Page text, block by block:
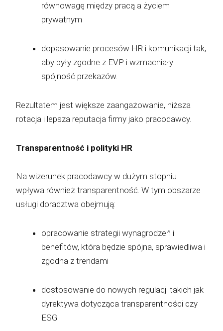
równowagę między pracą a życiem
prywatnym
dopasowanie procesów HR i komunikacji tak,
aby były zgodne z EVP i wzmacniały
spójność przekazów.
Rezultatem jest większe zaangażowanie, niższa
rotacja i lepsza reputacja firmy jako pracodawcy.
Transparentność i polityki HR
Na wizerunek pracodawcy w dużym stopniu
wpływa również transparentność. W tym obszarze
usługi doradztwa obejmują:
opracowanie strategii wynagrodzeń i
benefitów, która będzie spójna, sprawiedliwa i
zgodna z trendami
dostosowanie do nowych regulacji takich jak
dyrektywa dotycząca transparentności czy
ESG